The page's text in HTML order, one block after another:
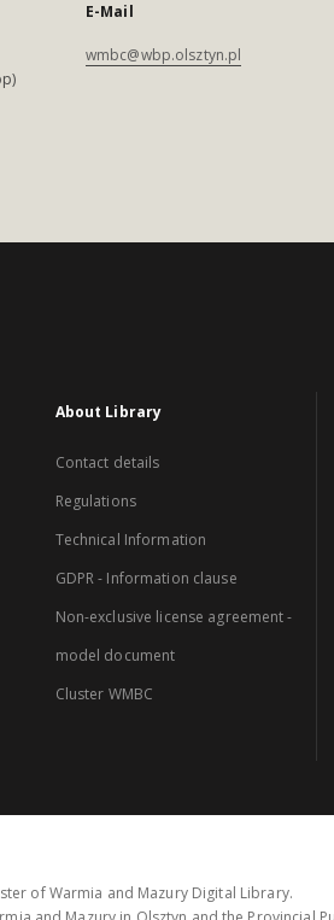
E-Mail
wmbc@wbp.olsztyn.pl
About Library
Contact details
Regulations
Technical Information
GDPR - Information clause
Non-exclusive license agreement -
model document
Cluster WMBC
of Warmia and Mazury Digital Library.